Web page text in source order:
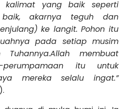
kalimat yang baik seperti
akarnya teguh dan
ke langit. Pohon itu
pada setiap musim
Tuhannya.Allah membuat
perumpamaan itu untuk
mereka selalu ingat.”